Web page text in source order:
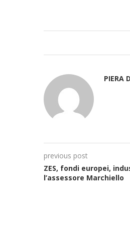
PIERA
previous post
ZES, fondi europei,
l’assessore Marchiello